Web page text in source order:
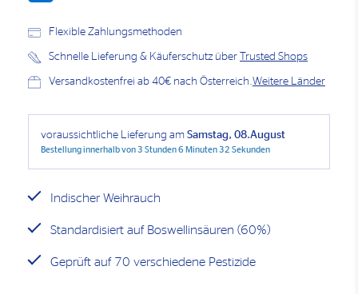
Indischer Weihrauch
Standardisiert auf Boswellinsäuren (60%)
Geprüft auf 70 verschiedene Pestizide
Flexible Zahlungsmethoden
Schnelle Lieferung & Käuferschutz über Trusted Shops
Versandkostenfrei ab 40€ nach Österreich.Weitere Länder
voraussichtliche Lieferung am Samstag, 08.August
Bestellung innerhalb von3 Stunden 6 Minuten 32 Sekunden